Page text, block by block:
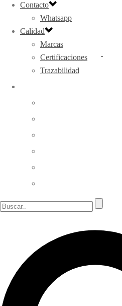
Contacto
Whatsapp
Calidad
Marcas
Certificaciones
Trazabilidad